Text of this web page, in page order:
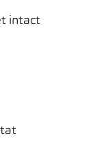
intact